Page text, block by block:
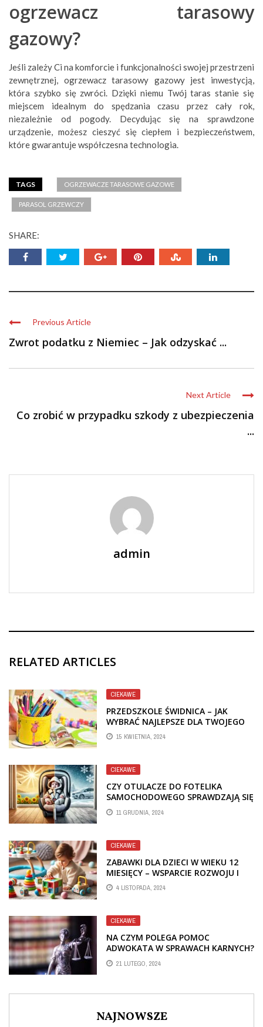
ogrzewacz tarasowy
gazowy?
Jeśli zależy Ci na komforcie i funkcjonalności swojej przestrzeni
zewnętrznej, ogrzewacz tarasowy gazowy jest inwestycją,
która szybko się zwróci. Dzięki niemu Twój taras stanie się
miejscem idealnym do spędzania czasu przez cały rok,
niezależnie od pogody. Decydując się na sprawdzone
urządzenie, możesz cieszyć się ciepłem i bezpieczeństwem,
które gwarantuje współczesna technologia.
TAGS OGRZEWACZE TARASOWE GAZOWE
PARASOL GRZEWCZY
SHARE:
Previous Article
Zwrot podatku z Niemiec – Jak odzyskać ...
Next Article
Co zrobić w przypadku szkody z ubezpieczenia
...
admin
RELATED ARTICLES
CIEKAWE
PRZEDSZKOLE ŚWIDNICA – JAK
WYBRAĆ NAJLEPSZE DLA TWOJEGO
DZIECKA?
15 KWIETNIA, 2024
CIEKAWE
CZY OTULACZE DO FOTELIKA
SAMOCHODOWEGO SPRAWDZAJĄ SIĘ
LATEM I ZIMĄ?
11 GRUDNIA, 2024
CIEKAWE
ZABAWKI DLA DZIECI W WIEKU 12
MIESIĘCY – WSPARCIE ROZWOJU I
RADOŚĆ Z ODKRYWANIA
4 LISTOPADA, 2024
CIEKAWE
NA CZYM POLEGA POMOC
ADWOKATA W SPRAWACH KARNYCH?
KANCELARIA ADWOKACKA PATRYCJA
KASZUBA
21 LUTEGO, 2024
NAJNOWSZE